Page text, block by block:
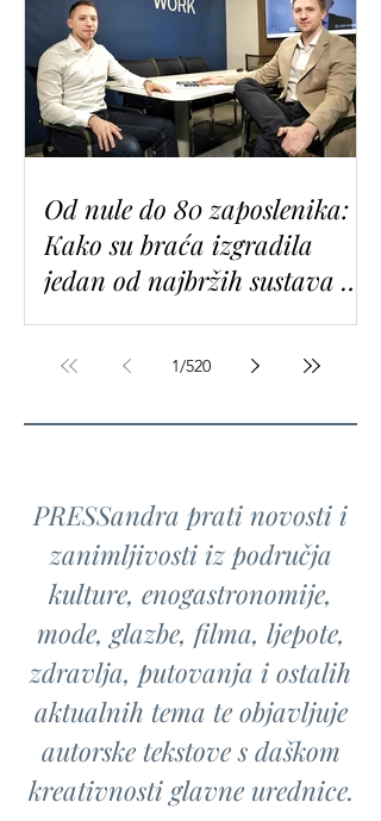
Od nule do 80 zaposlenika:
Kako su braća izgradila
jedan od najbržih sustava u
Hrvatskoj
1/520
PRESSandra prati novosti i
zanimljivosti iz područja
kulture, enogastronomije,
mode, glazbe, filma, ljepote,
zdravlja, putovanja i ostalih
aktualnih tema te objavljuje
autorske tekstove s daškom
kreativnosti glavne urednice.